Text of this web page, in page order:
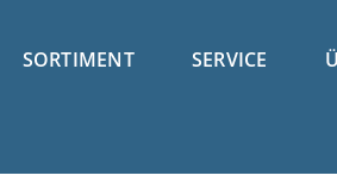
SORTIMENT SERVICE